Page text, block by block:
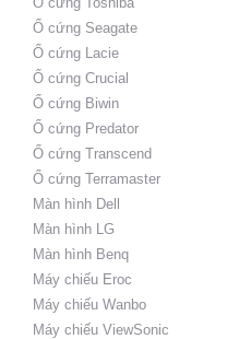
Ổ cứng Seagate
Ổ cứng Lacie
Ổ cứng Crucial
Ổ cứng Biwin
Ổ cứng Predator
Ổ cứng Transcend
Ổ cứng Terramaster
Màn hình Dell
Màn hình LG
Màn hình Benq
Máy chiếu Eroc
Máy chiếu Wanbo
Máy chiếu ViewSonic